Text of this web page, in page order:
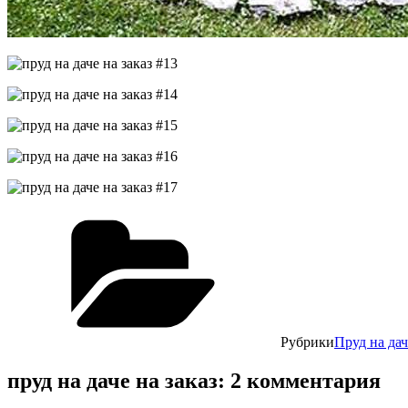
РубрикиПруд на
пруд на даче на заказ: 2 комментария